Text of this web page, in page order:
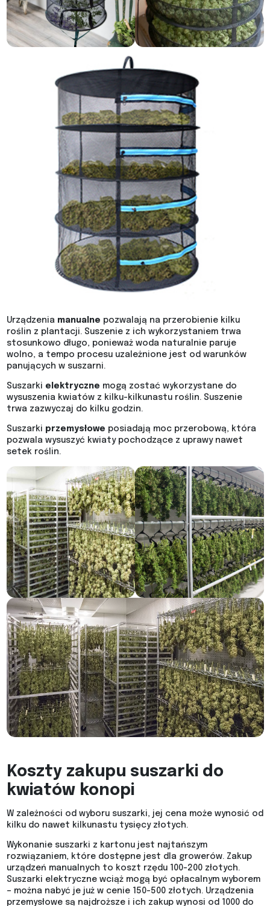
Urządzenia manualne pozwalają na przerobienie kilku
roślin z plantacji. Suszenie z ich wykorzystaniem trwa
stosunkowo długo, ponieważ woda naturalnie paruje
wolno, a tempo procesu uzależnione jest od warunków
panujących w suszarni.
Suszarki elektryczne mogą zostać wykorzystane do
wysuszenia kwiatów z kilku-kilkunastu roślin. Suszenie
trwa zazwyczaj do kilku godzin.
Suszarki przemysłowe posiadają moc przerobową, która
pozwala wysuszyć kwiaty pochodzące z uprawy nawet
setek roślin.
Koszty zakupu suszarki do
kwiatów konopi
W zależności od wyboru suszarki, jej cena może wynosić od
kilku do nawet kilkunastu tysięcy złotych.
Wykonanie suszarki z kartonu jest najtańszym
rozwiązaniem, które dostępne jest dla growerów. Zakup
urządzeń manualnych to koszt rzędu 100-200 złotych.
Suszarki elektryczne wciąż mogą być opłacalnym wyborem
– można nabyć je już w cenie 150-500 złotych. Urządzenia
przemysłowe są najdroższe i ich zakup wynosi od 1000 do